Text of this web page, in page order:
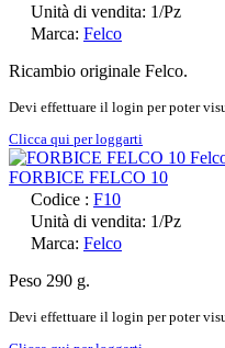
Unità di vendita: 1/Pz
Marca: Felco
Ricambio originale Felco.
Devi effettuare il login per poter
Clicca qui per loggarti
FORBICE FELCO 10
Codice : F10
Unità di vendita: 1/Pz
Marca: Felco
Peso 290 g.
Devi effettuare il login per poter